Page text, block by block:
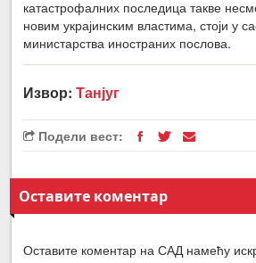
катастрофалних последица такве
новим украјинским властима, стоји у
министарства иностраних послова.
Извор:Танјуг
Подели вест:
Оставите коментар
Оставите коментар на САД намећу